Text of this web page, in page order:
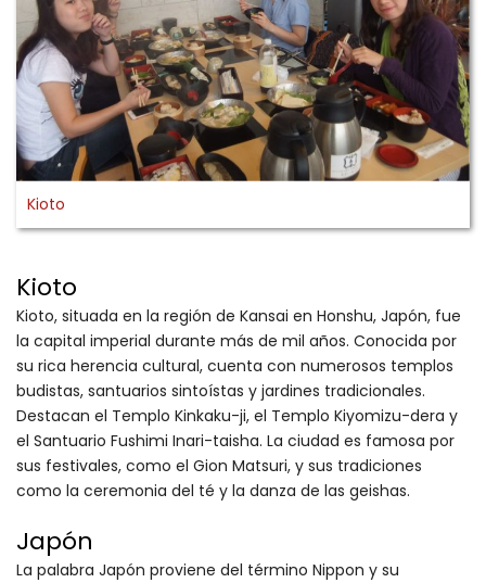
Kioto
Kioto
Kioto, situada en la región de Kansai en Honshu, Japón, fue
la capital imperial durante más de mil años. Conocida por
su rica herencia cultural, cuenta con numerosos templos
budistas, santuarios sintoístas y jardines tradicionales.
Destacan el Templo Kinkaku-ji, el Templo Kiyomizu-dera y
el Santuario Fushimi Inari-taisha. La ciudad es famosa por
sus festivales, como el Gion Matsuri, y sus tradiciones
como la ceremonia del té y la danza de las geishas.
Japón
La palabra Japón proviene del término Nippon y su